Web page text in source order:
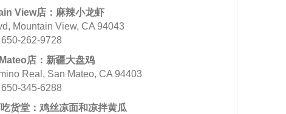
View店：麻辣小龙虾
Mountain View, CA 94043
262-9728
店：新疆大盘鸡
Real, San Mateo, CA 94403
345-6288
货堂：鸡丝凉面和凉拌黄瓜